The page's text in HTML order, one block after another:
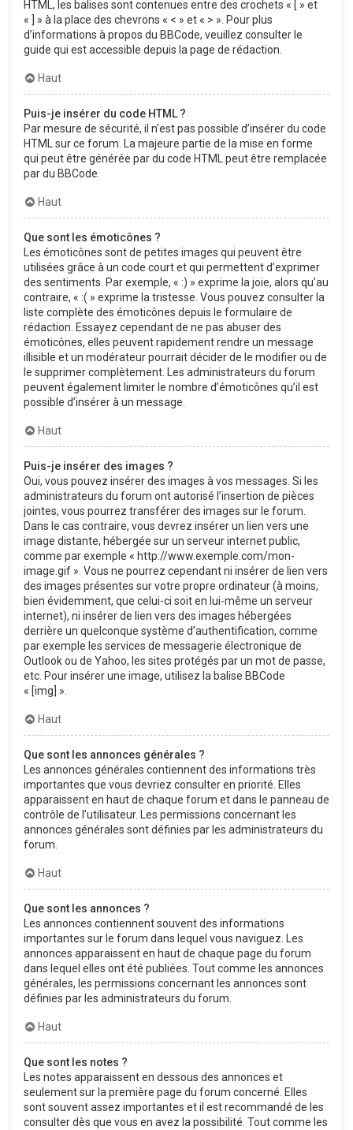
HTML, les balises sont contenues entre des crochets « [ » et
« ] » à la place des chevrons « < » et « > ». Pour plus
d’informations à propos du BBCode, veuillez consulter le
guide qui est accessible depuis la page de rédaction.
Haut
Puis-je insérer du code HTML ?
Par mesure de sécurité, il n’est pas possible d’insérer du code
HTML sur ce forum. La majeure partie de la mise en forme
qui peut être générée par du code HTML peut être remplacée
par du BBCode.
Haut
Que sont les émoticônes ?
Les émoticônes sont de petites images qui peuvent être
utilisées grâce à un code court et qui permettent d’exprimer
des sentiments. Par exemple, « :) » exprime la joie, alors qu’au
contraire, « :( » exprime la tristesse. Vous pouvez consulter la
liste complète des émoticônes depuis le formulaire de
rédaction. Essayez cependant de ne pas abuser des
émoticônes, elles peuvent rapidement rendre un message
illisible et un modérateur pourrait décider de le modifier ou de
le supprimer complètement. Les administrateurs du forum
peuvent également limiter le nombre d’émoticônes qu’il est
possible d’insérer à un message.
Haut
Puis-je insérer des images ?
Oui, vous pouvez insérer des images à vos messages. Si les
administrateurs du forum ont autorisé l’insertion de pièces
jointes, vous pourrez transférer des images sur le forum.
Dans le cas contraire, vous devrez insérer un lien vers une
image distante, hébergée sur un serveur internet public,
comme par exemple « http://www.exemple.com/mon-
image.gif ». Vous ne pourrez cependant ni insérer de lien vers
des images présentes sur votre propre ordinateur (à moins,
bien évidemment, que celui-ci soit en lui-même un serveur
internet), ni insérer de lien vers des images hébergées
derrière un quelconque système d’authentification, comme
par exemple les services de messagerie électronique de
Outlook ou de Yahoo, les sites protégés par un mot de passe,
etc. Pour insérer une image, utilisez la balise BBCode
« [img] ».
Haut
Que sont les annonces générales ?
Les annonces générales contiennent des informations très
importantes que vous devriez consulter en priorité. Elles
apparaissent en haut de chaque forum et dans le panneau de
contrôle de l’utilisateur. Les permissions concernant les
annonces générales sont définies par les administrateurs du
forum.
Haut
Que sont les annonces ?
Les annonces contiennent souvent des informations
importantes sur le forum dans lequel vous naviguez. Les
annonces apparaissent en haut de chaque page du forum
dans lequel elles ont été publiées. Tout comme les annonces
générales, les permissions concernant les annonces sont
définies par les administrateurs du forum.
Haut
Que sont les notes ?
Les notes apparaissent en dessous des annonces et
seulement sur la première page du forum concerné. Elles
sont souvent assez importantes et il est recommandé de les
consulter dès que vous en avez la possibilité. Tout comme les